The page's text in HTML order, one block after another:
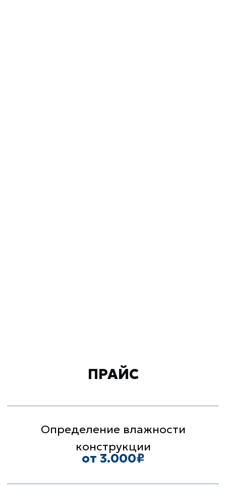
Несколько причин, почему стоит
выбрать именно наш
Гарантии